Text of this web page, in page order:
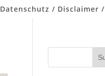
Datenschutz / Disclaimer